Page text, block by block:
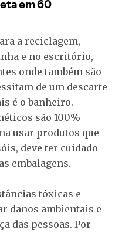
a reciclagem,
e no escritório,
onde também são
de um descarte
é o banheiro.
são 100%
usar produtos que
deve ter cuidado
embalagens.
tóxicas e
danos ambientais e
das pessoas. Por